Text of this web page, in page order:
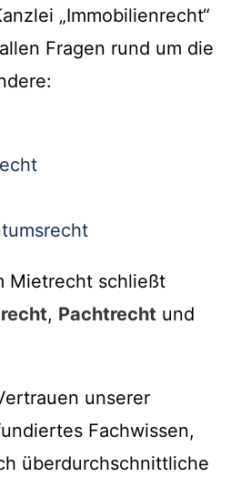
„Immobilienrecht“
Fragen rund um die
Mietrecht schließt
, Pachtrecht und
unserer
Fachwissen,
überdurchschnittliche